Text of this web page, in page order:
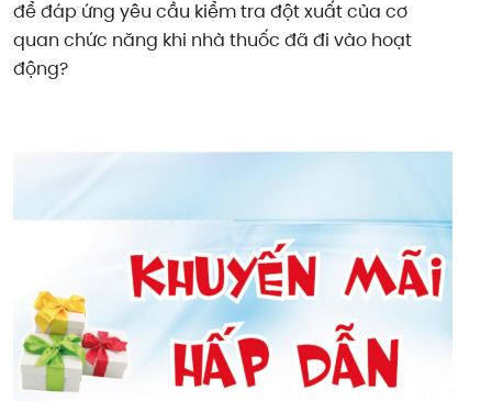
để đáp ứng yêu cầu kiểm tra đột xuất của cơ
quan chức năng khi nhà thuốc đã đi vào hoạt
động?